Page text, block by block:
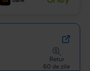
Retur
60 de zile